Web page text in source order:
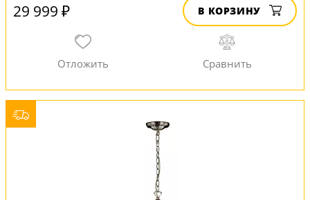
29 999 ₽ В КОРЗИНУ